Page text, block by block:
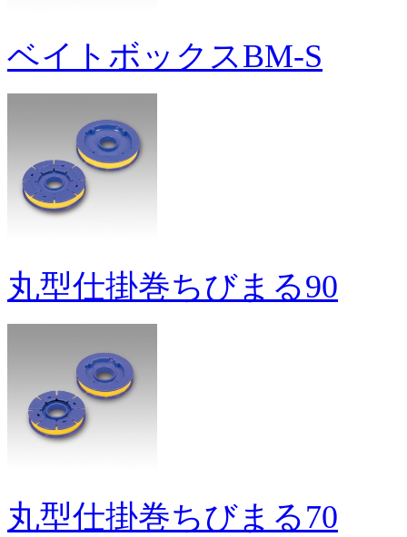
ベイトボックスBM-S
丸型仕掛巻ちびまる90
丸型仕掛巻ちびまる70